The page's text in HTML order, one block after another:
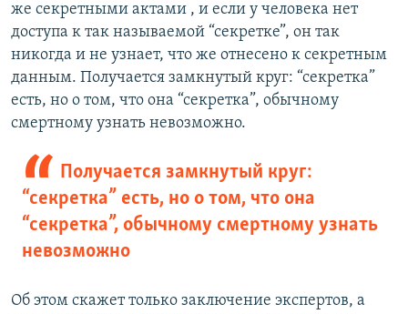
же секретными актами , и если у человека нет
доступа к так называемой “секретке”, он так
никогда и не узнает, что же отнесено к секретным
данным. Получается замкнутый круг: “секретка”
есть, но о том, что она “секретка”, обычному
смертному узнать невозможно.
Получается замкнутый круг:
“секретка” есть, но о том, что она
“секретка”, обычному смертному узнать
невозможно
Об этом скажет только заключение экспертов, а